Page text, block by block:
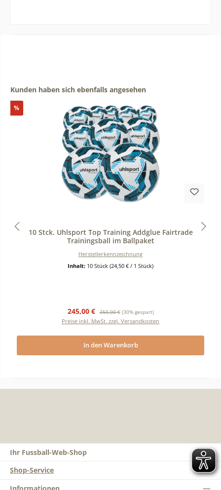
Produktgalerie überspringen
Kunden haben sich ebenfalls angesehen
%Rabatt
Durchschnittliche Bewertung von 0 von 5 Sternen
10 Stck. Uhlsport Top Training Addglue Fairtrade
Trainingsball im Ballpaket
Herstellerkennzeichnung
Inhalt: 10 Stück (24,50 € / 1 Stück)
Verkaufspreis:
245,00 € Regulärer Preis:
350,00 € (30% gespart)
Preise inkl. MwSt. zzgl. Versandkosten
In den Warenkorb
Ihr Fussball-Web-Shop
Shop-Service